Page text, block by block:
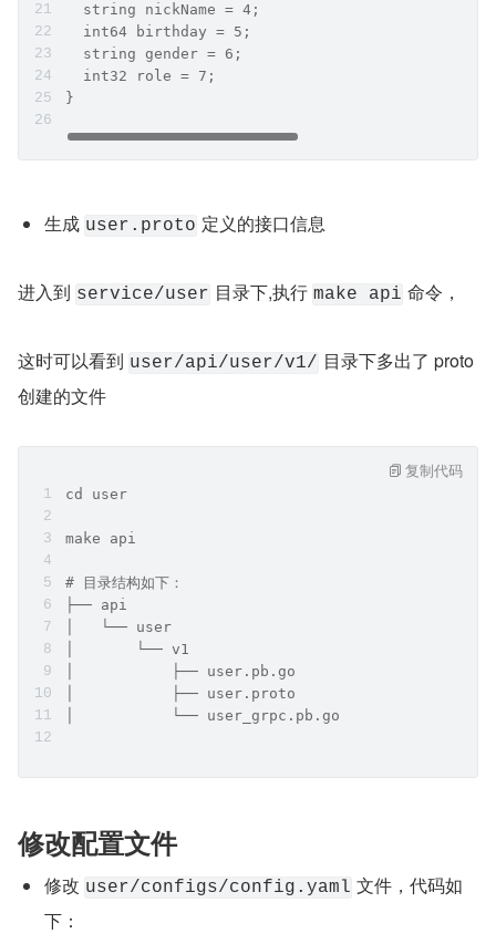
  string nickName = 4;
  int64 birthday = 5;
  string gender = 6;
  int32 role = 7;
}
生成 user.proto 定义的接口信息
进入到 service/user 目录下,执行 make api 命令，
这时可以看到 user/api/user/v1/ 目录下多出了 proto
创建的文件
cd user
make api
# 目录结构如下：
├── api
│   └── user
│       └── v1
│           ├── user.pb.go
│           ├── user.proto
│           └── user_grpc.pb.go
复制代码
修改配置文件
修改 user/configs/config.yaml 文件，代码如
下：